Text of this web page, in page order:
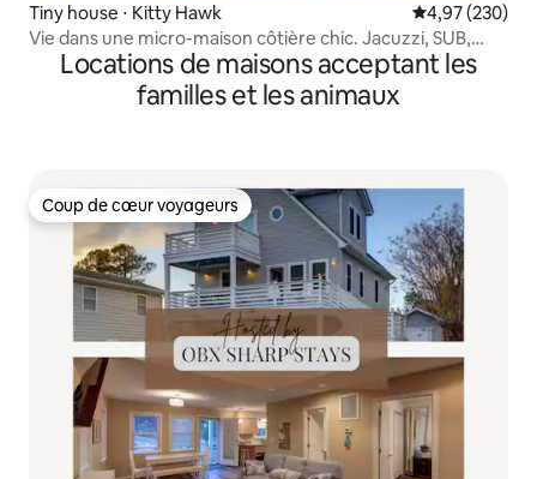
Tiny house ⋅ Kitty Hawk Évaluation
4,97 (230)
Vie dans une micro-maison côtière chic. Jacuzzi, SUB,
kayakLocations de maisons acceptant les
familles et les animaux
Coup de cœur voyageurs
Coup de cœur voyageurs